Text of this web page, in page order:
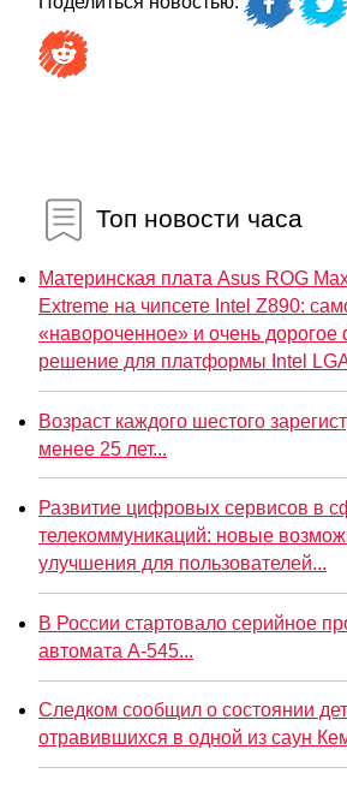
Топ новости часа
Материнская плата Asus ROG
Extreme на чипсете Intel Z890:
«навороченное» и очень дорогое
решение для платформы Intel
Возраст каждого шестого
менее 25 лет...
Развитие цифровых сервисов в
телекоммуникаций: новые
улучшения для пользователей...
В России стартовало серийное
автомата А-545...
Следком сообщил о состоянии
отравившихся в одной из саун